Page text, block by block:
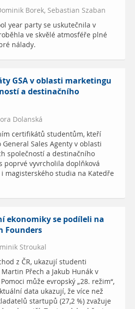
Borek, Sebastian Szaban
year party se uskutečnila v
ve skvělé atmosféře plné
nálady.
GSA v oblasti marketingu
a destinačního
Dolanská
certifikátů studentům, kteří
Sales Agenty v oblasti
společností a destinačního
poprvé vyvrcholila doplňková
magisterského studia na Katedře
ekonomiky se podíleli na
Founders
Stroukal
z ČR, ukazují studenti
Přech a Jakub Hunák v
může evropský „28. režim“,
data ukazují, že více než
startupů (27,2 %) zvažuje